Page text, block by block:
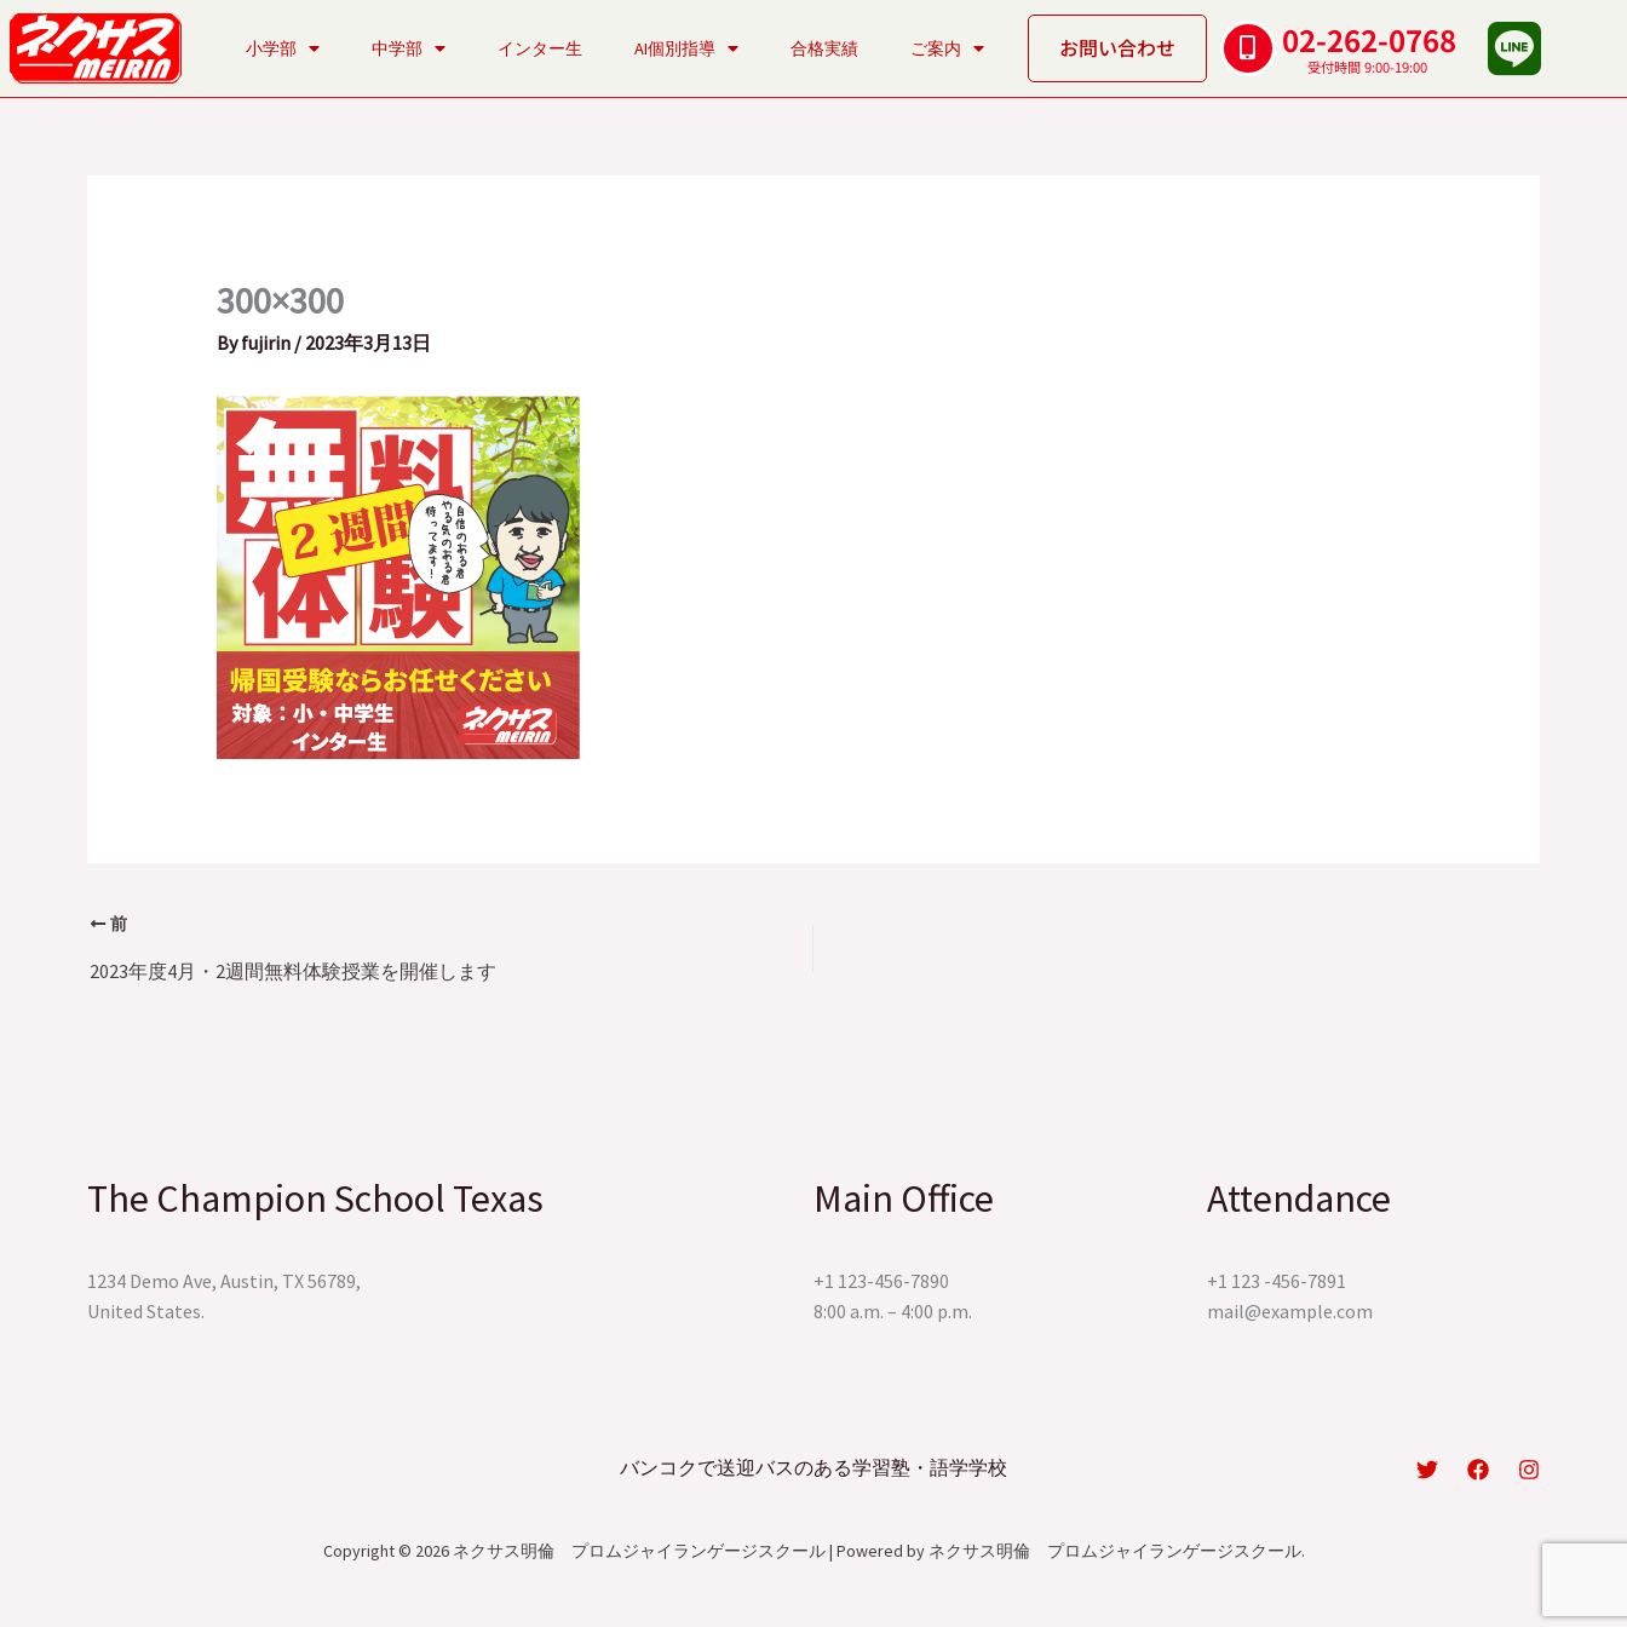
内
容
を
ス
小学部 中学部 インター生 AI個別指導 合格実績 ご案内 お問い合わせ 02-262-0768
受付時間 9:00-19:00
300×300
Byfujirin / 2023年3月13日
前
2023年度4月・2週間無料体験授業を開催します
The Champion School Texas​
1234 Demo Ave, Austin, TX 56789,
United States.
Main Office
+1 123-456-7890
8:00 a.m. – 4:00 p.m.
Attendance
+1 123 -456-7891
mail@example.com
バンコクで送迎バスのある学習塾・語学学校
Copyright © 2026 ネクサス明倫 プロムジャイランゲージスクール | Powered by ネクサス明倫 プロムジャイランゲージスクール.